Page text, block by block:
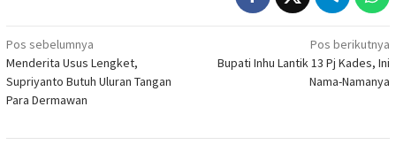
Navigasi
pos
Pos sebelumnya
Menderita Usus Lengket,
Supriyanto Butuh Uluran Tangan
Para Dermawan
Pos berikutnya
Bupati Inhu Lantik 13 Pj Kades, Ini
Nama-Namanya